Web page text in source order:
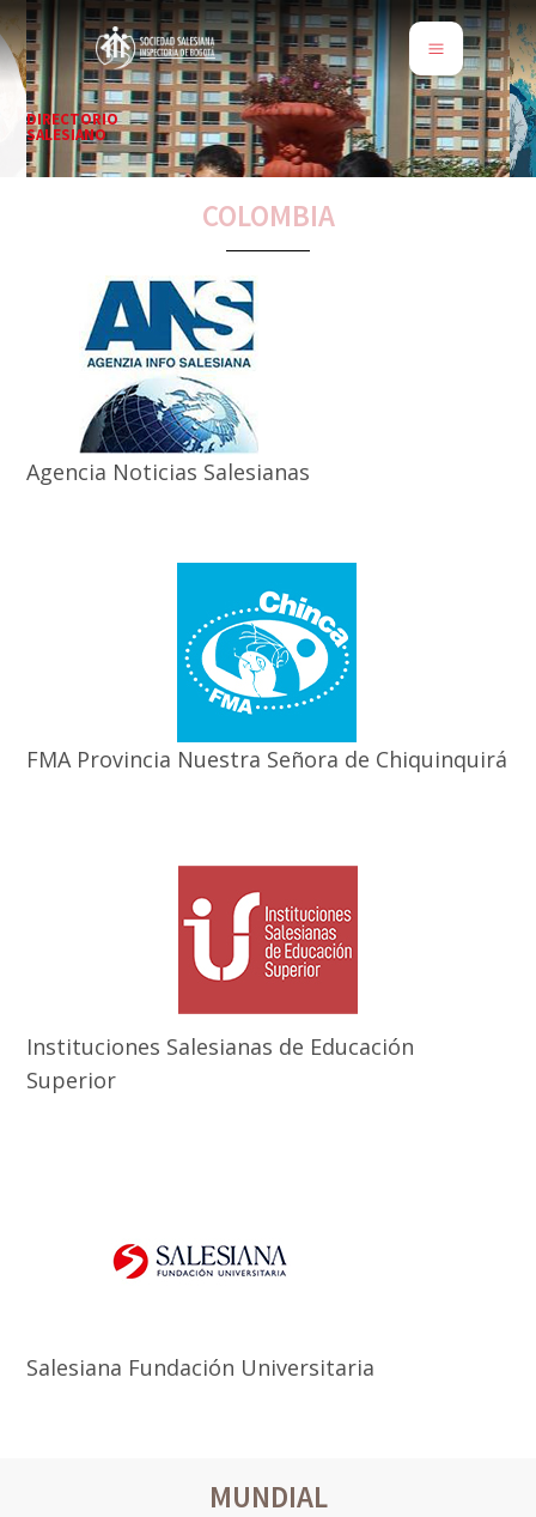
DIRECTORIO
SALESIANO
COLOMBIA
Agencia Noticias Salesianas
FMA Provincia Nuestra Señora de Chiquinquirá
Instituciones Salesianas de Educación
Superior
Salesiana Fundación Universitaria
MUNDIAL